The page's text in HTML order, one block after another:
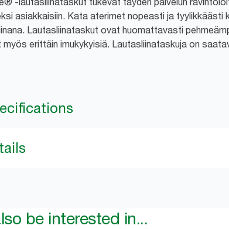
asiakkaisiin. Kata aterimet nopeasti ja
Lautasliinataskut ovat huomattavasti
erittäin imukykyisiä. Lautasliinataskuja on
be interested in...